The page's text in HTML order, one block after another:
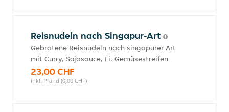
Reisnudeln nach Singapur-Art
Gebratene Reisnudeln nach singapurer Art
mit Curry, Sojasauce, Ei, Gemüsestreifen
23,00 CHF
inkl. Pfand (0,00 CHF)